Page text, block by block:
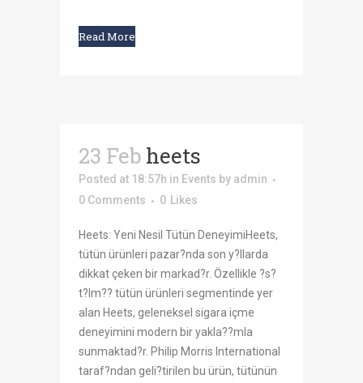
Read More
23 Feb heets
Posted at 18:57h in Events by admin
0 Comments
0 Likes
Heets: Yeni Nesil Tütün DeneyimiHeets,
tütün ürünleri pazar?nda son y?llarda
dikkat çeken bir markad?r. Özellikle ?s?
t?lm?? tütün ürünleri segmentinde yer
alan Heets, geleneksel sigara içme
deneyimini modern bir yakla??mla
sunmaktad?r. Philip Morris International
taraf?ndan geli?tirilen bu ürün, tütünün